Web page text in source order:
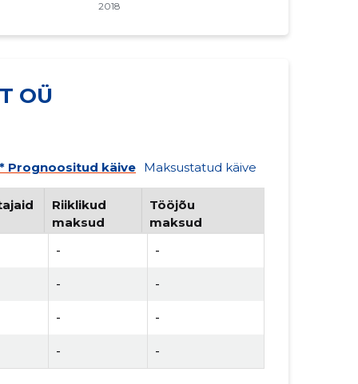
OÜ
Prognoositud käive Maksustatud käive
Riiklikud
maksud
Tööjõu
maksud
-
-
- -
- -
- -